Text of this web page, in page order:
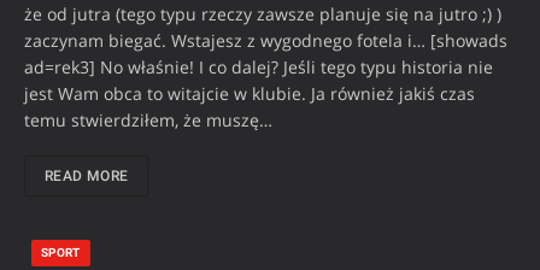
że od jutra (tego typu rzeczy zawsze planuje się na jutro ;) )
zaczynam biegać. Wstajesz z wygodnego fotela i… [showads
ad=rek3] No właśnie! I co dalej? Jeśli tego typu historia nie
jest Wam obca to witajcie w klubie. Ja również jakiś czas
temu stwierdziłem, że muszę…
READ MORE
SPORT